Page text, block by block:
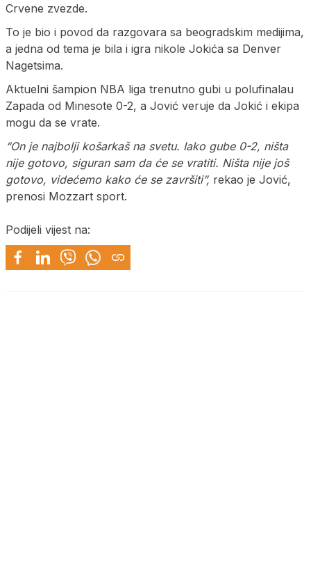
Crvene zvezde.
To je bio i povod da razgovara sa beogradskim medijima,
a jedna od tema je bila i igra nikole Jokića sa Denver
Nagetsima.
Aktuelni šampion NBA liga trenutno gubi u polufinalau
Zapada od Minesote 0-2, a Jović veruje da Jokić i ekipa
mogu da se vrate.
“On je najbolji košarkaš na svetu. Iako gube 0-2, ništa
nije gotovo, siguran sam da će se vratiti. Ništa nije još
gotovo, videćemo kako će se završiti”, rekao je Jović,
prenosi Mozzart sport.
Podijeli vijest na: